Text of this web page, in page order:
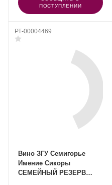
ПОСТУПЛЕНИИ
РТ-00004469
Вино ЗГУ Семигорье
Имение Сикоры
СЕМЕЙНЫЙ РЕЗЕРВ